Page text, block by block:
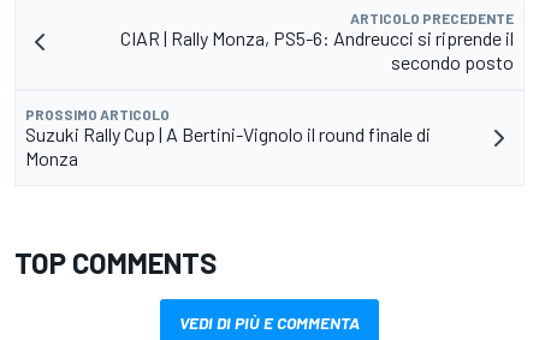
ARTICOLO PRECEDENTE
CIAR | Rally Monza, PS5-6: Andreucci si riprende il
secondo posto
PROSSIMO ARTICOLO
Suzuki Rally Cup | A Bertini-Vignolo il round finale di
Monza
TOP COMMENTS
VEDI DI PIÙ E COMMENTA